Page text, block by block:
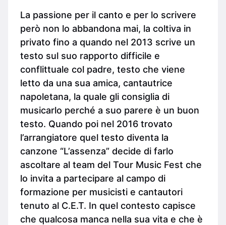
La passione per il canto e per lo scrivere
però non lo abbandona mai, la coltiva in
privato fino a quando nel 2013 scrive un
testo sul suo rapporto difficile e
conflittuale col padre, testo che viene
letto da una sua amica, cantautrice
napoletana, la quale gli consiglia di
musicarlo perché a suo parere è un buon
testo. Quando poi nel 2016 trovato
l’arrangiatore quel testo diventa la
canzone “L’assenza” decide di farlo
ascoltare al team del Tour Music Fest che
lo invita a partecipare al campo di
formazione per musicisti e cantautori
tenuto al C.E.T. In quel contesto capisce
che qualcosa manca nella sua vita e che è